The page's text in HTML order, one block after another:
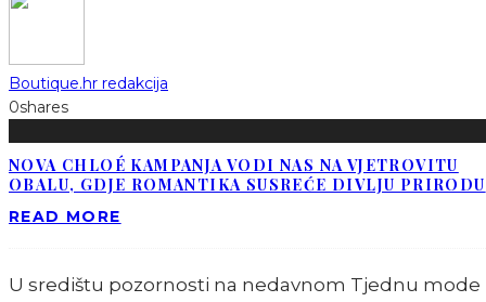
Boutique.hr redakcija
0shares
NOVA CHLOÉ KAMPANJA VODI NAS NA VJETROVITU
OBALU, GDJE ROMANTIKA SUSREĆE DIVLJU PRIRODU
READ MORE
U središtu pozornosti na nedavnom Tjednu mode